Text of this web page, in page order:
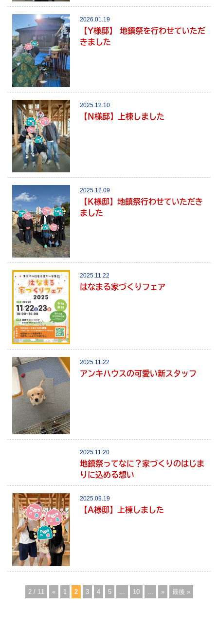
2026.01.19
【Y様邸】 地鎮祭を行わせていただ
きました
2025.12.10
【N様邸】上棟しました
2025.12.09
【K様邸】地鎮祭行わせていただき
ました
2025.11.22
はなまる家づくりフェア
2025.11.22
アンキハウスの可愛い新スタッフ
2025.11.20
地鎮祭ってなに？家づくりのはじま
りに込める想い
2025.09.19
【A様邸】上棟しました
2 / 11 « 1 2 3 4 5 10 » 最後 »